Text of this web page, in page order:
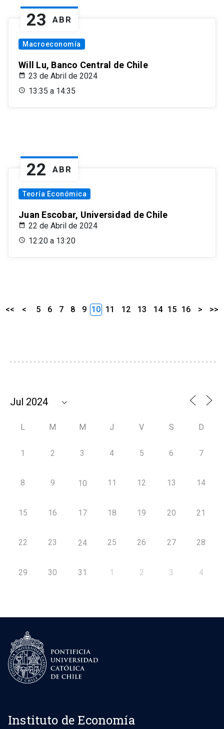
23 ABR
Macroeconomía
Will Lu, Banco Central de Chile
23 de Abril de 2024
13:35 a 14:35
22 ABR
Teoría Económica
Juan Escobar, Universidad de Chile
22 de Abril de 2024
12:20 a 13:20
<< < 5 6 7 8 9 10 11 12 13 14 15 16 > >>
L M M J V S D
1 2 3 4 5 6 7
8 9 10 11 12 13 14
15 16 17 18 19 20 21
22 23 24 25 26 27 28
29 30 31 1 2 3 4
Instituto de Economía